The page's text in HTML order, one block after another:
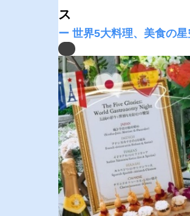
ス
ー 世界5大料理、美食の
Previous